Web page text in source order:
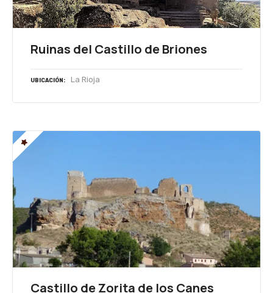
Ruinas del Castillo de Briones
UBICACIÓN La Rioja
Castillo de Zorita de los Canes